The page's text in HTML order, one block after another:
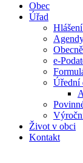
Obec
Úřad
e-
Úřední
Život v obci
Kontakt